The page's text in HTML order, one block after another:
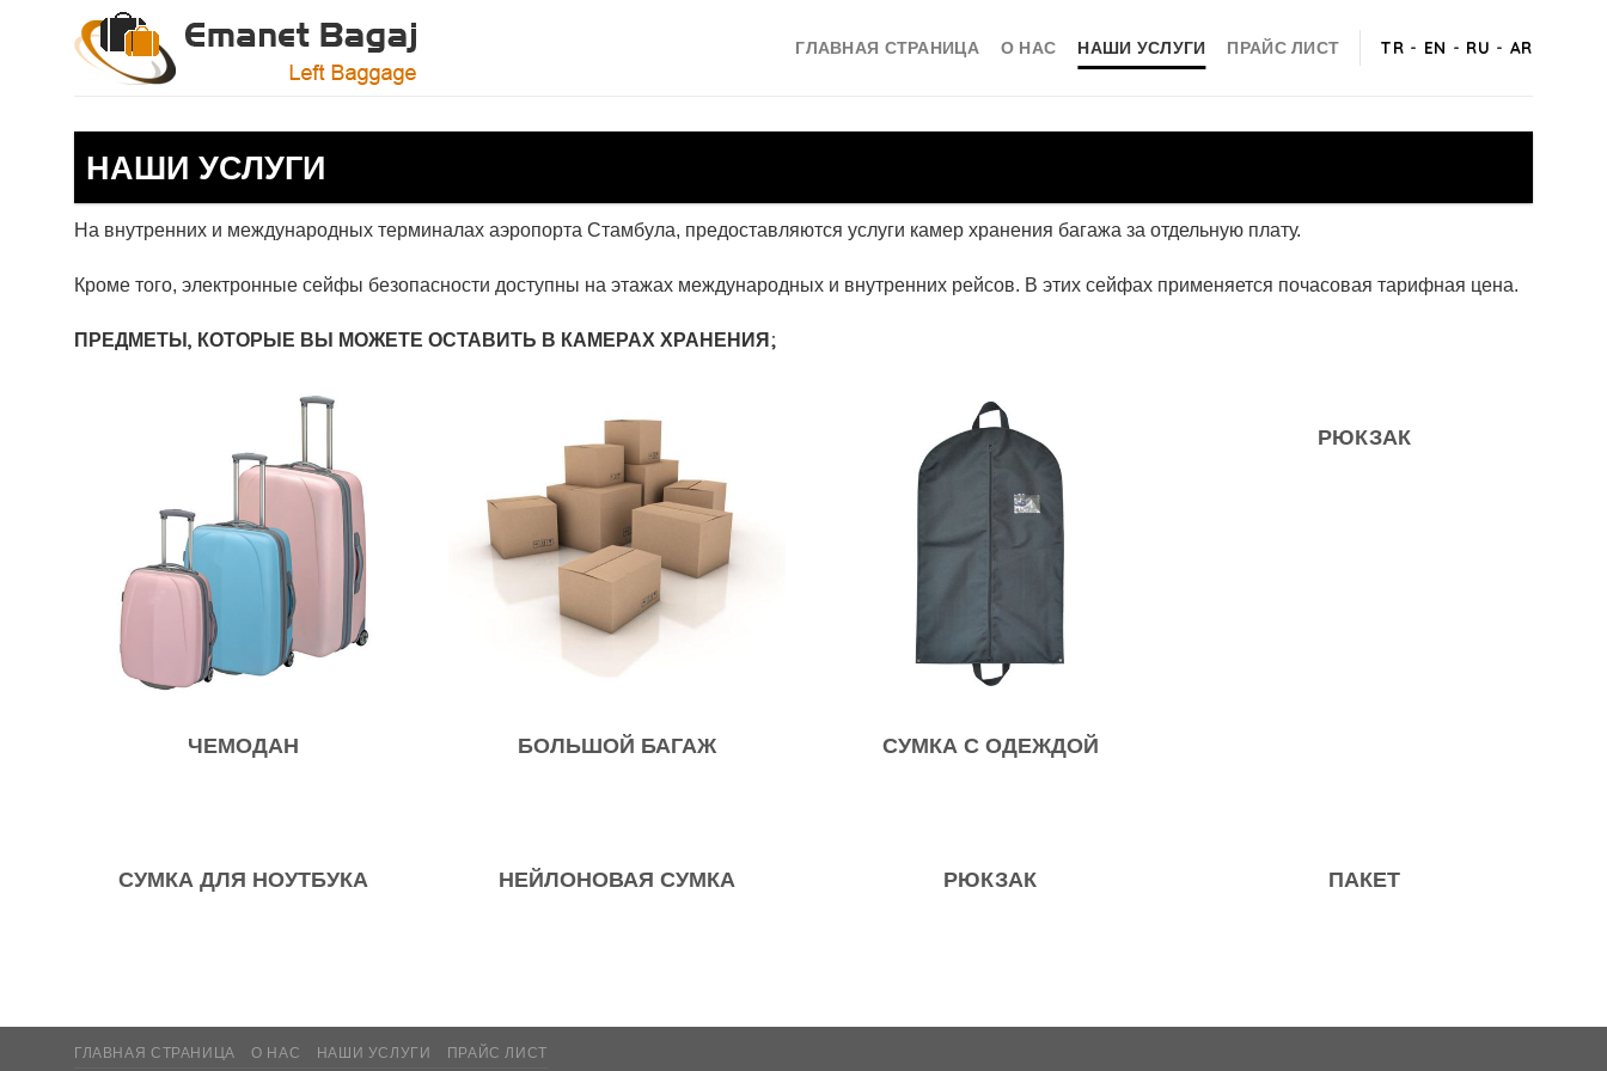
ГЛАВНАЯ СТРАНИЦА О НАС НАШИ УСЛУГИ ПРАЙС ЛИСТ TR - EN - RU - AR
НАШИ УСЛУГИ
На внутренних и международных терминалах аэропорта Стамбула, предоставляются услуги камер хранения багажа за отдельную плату.
Кроме того, электронные сейфы безопасности доступны на этажах международных и внутренних рейсов. В этих сейфах применяется почасовая тарифная цена.
ПРЕДМЕТЫ, КОТОРЫЕ ВЫ МОЖЕТЕ ОСТАВИТЬ В КАМЕРАХ ХРАНЕНИЯ;
ЧЕМОДАН БОЛЬШОЙ БАГАЖ СУМКА С ОДЕЖДОЙ
РЮКЗАК
СУМКА ДЛЯ НОУТБУКА НЕЙЛОНОВАЯ СУМКА РЮКЗАК ПАКЕТ
ГЛАВНАЯ СТРАНИЦА О НАС НАШИ УСЛУГИ ПРАЙС ЛИСТ